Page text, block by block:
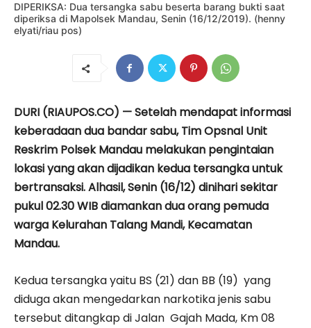
DIPERIKSA: Dua tersangka sabu beserta barang bukti saat
diperiksa di Mapolsek Mandau, Senin (16/12/2019). (henny
elyati/riau pos)
DURI (RIAUPOS.CO) — Setelah mendapat informasi
keberadaan dua bandar sabu, Tim Opsnal Unit
Reskrim Polsek Mandau melakukan pengintaian
lokasi yang akan dijadikan kedua tersangka untuk
bertransaksi. Alhasil, Senin (16/12) dinihari sekitar
pukul 02.30 WIB diamankan dua orang pemuda
warga Kelurahan Talang Mandi, Kecamatan
Mandau.
Kedua tersangka yaitu BS (21) dan BB (19) yang
diduga akan mengedarkan narkotika jenis sabu
tersebut ditangkap di Jalan Gajah Mada, Km 08